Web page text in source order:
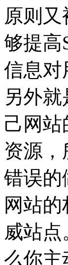
原则
够提高
信息对
另外
己网
资源
错误的
网站
威站
么你主